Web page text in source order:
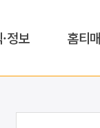
정보 홈티